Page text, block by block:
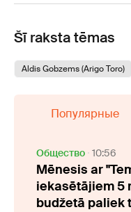
Šī raksta tēmas
Aldis Gobzems (Arigo Toro)
Популярные
Oбщество 10:56
Mēnesis ar
iekasētājiem 5
budžetā paliek